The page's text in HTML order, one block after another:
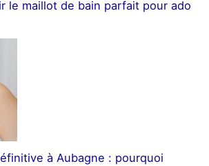
le maillot de bain parfait pour ado
à Aubagne : pourquoi